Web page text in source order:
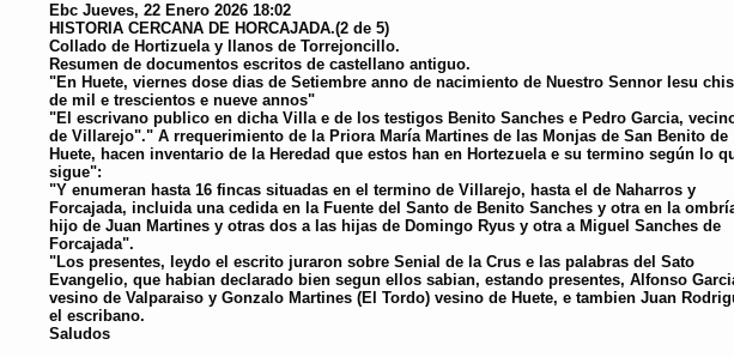
Ebc Jueves, 22 Enero 2026 18:02
HISTORIA CERCANA DE HORCAJADA.(2 de 5)
Collado de Hortizuela y llanos de Torrejoncillo.
Resumen de documentos escritos de castellano antiguo.
"En Huete, viernes dose dias de Setiembre anno de nacimiento de Nuestro Sennor Iesu
de mil e trescientos e nueve annos"
"El escrivano publico en dicha Villa e de los testigos Benito Sanches e Pedro Garcia,
de Villarejo"." A rrequerimiento de la Priora María Martines de las Monjas de San Benito de
Huete, hacen inventario de la Heredad que estos han en Hortezuela e su termino según lo
sigue":
"Y enumeran hasta 16 fincas situadas en el termino de Villarejo, hasta el de Naharros y
Forcajada, incluida una cedida en la Fuente del Santo de Benito Sanches y otra en la
hijo de Juan Martines y otras dos a las hijas de Domingo Ryus y otra a Miguel Sanches de
Forcajada".
"Los presentes, leydo el escrito juraron sobre Senial de la Crus e las palabras del Sato
Evangelio, que habian declarado bien segun ellos sabian, estando presentes, Alfonso
vesino de Valparaiso y Gonzalo Martines (El Tordo) vesino de Huete, e tambien Juan
el escribano.
Saludos